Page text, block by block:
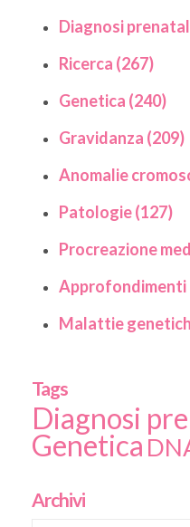
Diagnosi
Ricerca (267)
Genetica (240)
Gravidanza (209)
Anomalie
Patologie (127)
Procreazione
Approfondimenti
Malattie
Tags
Diagnosi
Genetica
Archivi